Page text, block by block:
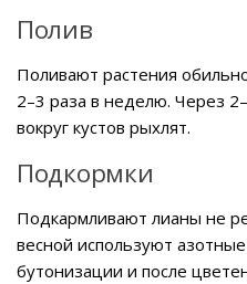
Полив
Поливают растения
2–3 раза в неделю. Через
вокруг кустов рыхлят.
Подкормки
Подкармливают лианы не
весной используют
бутонизации и после